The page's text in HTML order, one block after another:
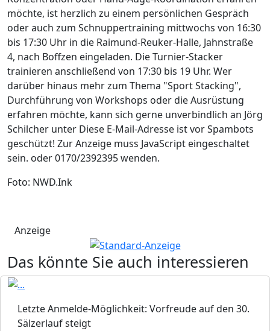
möchte, ist herzlich zu einem persönlichen Gespräch
oder auch zum Schnuppertraining mittwochs von 16:30
bis 17:30 Uhr in die Raimund-Reuker-Halle, Jahnstraße
4, nach Boffzen eingeladen. Die Turnier-Stacker
trainieren anschließend von 17:30 bis 19 Uhr. Wer
darüber hinaus mehr zum Thema "Sport Stacking",
Durchführung von Workshops oder die Ausrüstung
erfahren möchte, kann sich gerne unverbindlich an Jörg
Schilcher unter Diese E-Mail-Adresse ist vor Spambots
geschützt! Zur Anzeige muss JavaScript eingeschaltet
sein. oder 0170/2392395 wenden.
Foto: NWD.Ink
Anzeige
Das könnte Sie auch interessieren
Letzte Anmelde-Möglichkeit: Vorfreude auf den 30.
Sälzerlauf steigt